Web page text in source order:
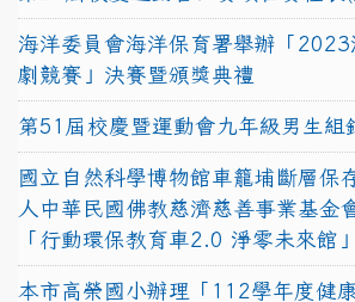
海洋委員會海洋保育署舉辦「2023
劇競賽」決賽暨頒獎典禮
第51屆校慶暨運動會九年級男生組
國立自然科學博物館車籠埔斷層保
人中華民國佛教慈濟慈善事業基金
「行動環保教育車2.0 淨零未來館
本市高榮國小辦理「112學年度健